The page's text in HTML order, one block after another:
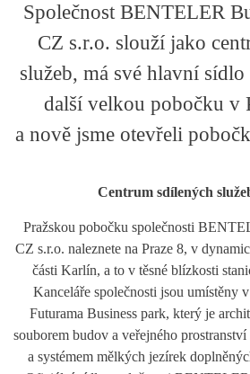
Společnost BENTELER
CZ s.r.o. slouží jako
služeb, má své hlavní
další velkou pobočku v
a nově jsme otevřeli
Centrum sdílených
Pražskou pobočku společnosti
CZ s.r.o. naleznete na Praze 8, v
části Karlín, a to v těsné blízkosti
Kanceláře společnosti jsou umístěny
Futurama Business park, který je
souborem budov a veřejného
a systémem mělkých jezírek